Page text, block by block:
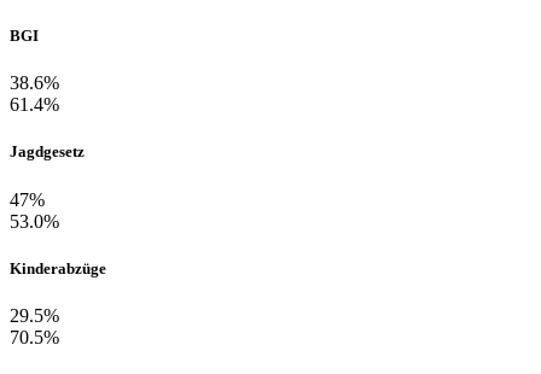
BGI
38.6%
61.4%
Jagdgesetz
47%
53.0%
Kinderabzüge
29.5%
70.5%